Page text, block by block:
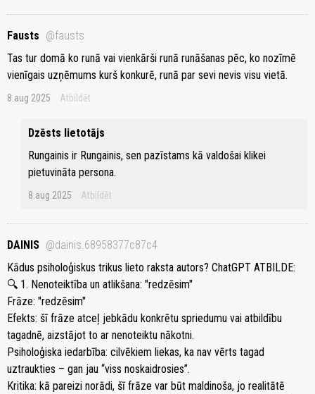
Fausts @fausts
Tas tur domā ko runā vai vienkārši runā runāšanas pēc, ko nozīmē
vienīgais uzņēmums kurš konkurē, runā par sevi nevis visu vietā.
8.aug 2025 Atbildēt
Dzēsts lietotājs
Rungainis ir Rungainis, sen pazīstams kā valdošai klikei
pietuvināta persona.
8.aug 2025 Atbildēt
DAINIS @dainis.68958377c87c4
Kādus psiholoģiskus trikus lieto raksta autors? ChatGPT ATBILDE:
🔍 1. Nenoteiktība un atlikšana: "redzēsim"
Frāze: "redzēsim"
Efekts: šī frāze atceļ jebkādu konkrētu spriedumu vai atbildību
tagadnē, aizstājot to ar nenoteiktu nākotni.
Psiholoģiska iedarbība: cilvēkiem liekas, ka nav vērts tagad
uztraukties – gan jau “viss noskaidrosies”.
Kritika: kā pareizi norādi, šī frāze var būt maldinoša, jo realitātē